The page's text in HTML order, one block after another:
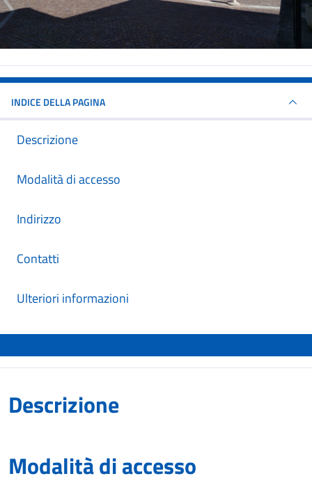
INDICE DELLA PAGINA
Descrizione
Modalità di accesso
Indirizzo
Contatti
Ulteriori informazioni
Descrizione
Modalità di accesso